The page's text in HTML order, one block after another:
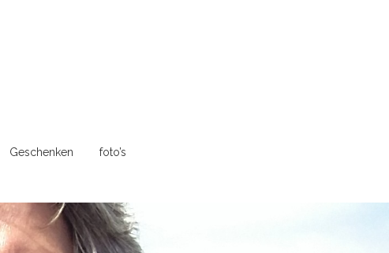
Geschenken foto’s